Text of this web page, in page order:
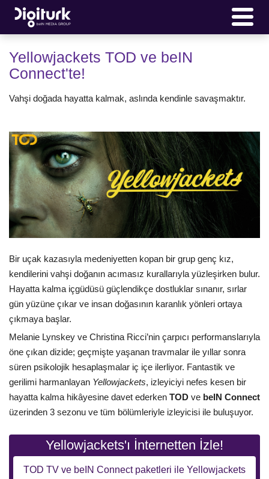
Yellowjackets TOD ve beIN
Connect'te!
Vahşi doğada hayatta kalmak, aslında kendinle savaşmaktır.
Bir uçak kazasıyla medeniyetten kopan bir grup genç kız,
kendilerini vahşi doğanın acımasız kurallarıyla yüzleşirken bulur.
Hayatta kalma içgüdüsü güçlendikçe dostluklar sınanır, sırlar
gün yüzüne çıkar ve insan doğasının karanlık yönleri ortaya
çıkmaya başlar.
Melanie Lynskey ve Christina Ricci’nin çarpıcı performanslarıyla
öne çıkan dizide; geçmişte yaşanan travmalar ile yıllar sonra
süren psikolojik hesaplaşmalar iç içe ilerliyor. Fantastik ve
gerilimi harmanlayan Yellowjackets, izleyiciyi nefes kesen bir
hayatta kalma hikâyesine davet ederken TOD ve beIN Connect
üzerinden 3 sezonu ve tüm bölümleriyle izleyicisi ile buluşuyor.
Yellowjackets'ı İnternetten İzle!
TOD TV ve beIN Connect paketleri ile Yellowjackets